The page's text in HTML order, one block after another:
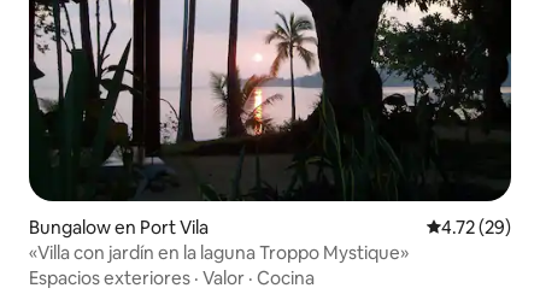
Bungalow en Port Vila Calificación
4.72 (29)
«Villa con jardín en la laguna Troppo Mystique»
Espacios exteriores · Valor · Cocina